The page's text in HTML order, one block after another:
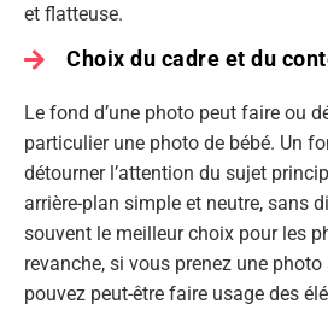
et flatteuse.
Choix du cadre et du
Le fond d’une photo peut faire ou
particulier une photo de bébé. Un
détourner l’attention du sujet
arrière-plan simple et neutre, sans
souvent le meilleur choix pour les
revanche, si vous prenez une photo
pouvez peut-être faire usage des